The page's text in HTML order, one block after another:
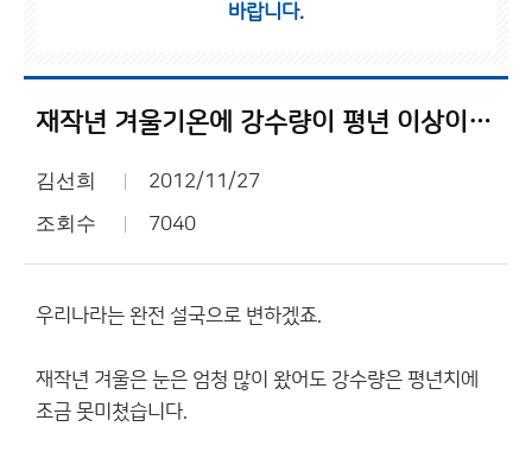
바랍니다.
재작년 겨울기온에 강수량이 평년 이상이라면
김선희 2012/11/27
조회수 7040
우리나라는 완전 설국으로 변하겠죠.
재작년 겨울은 눈은 엄청 많이 왔어도 강수량은 평년치에
조금 못미쳤습니다.